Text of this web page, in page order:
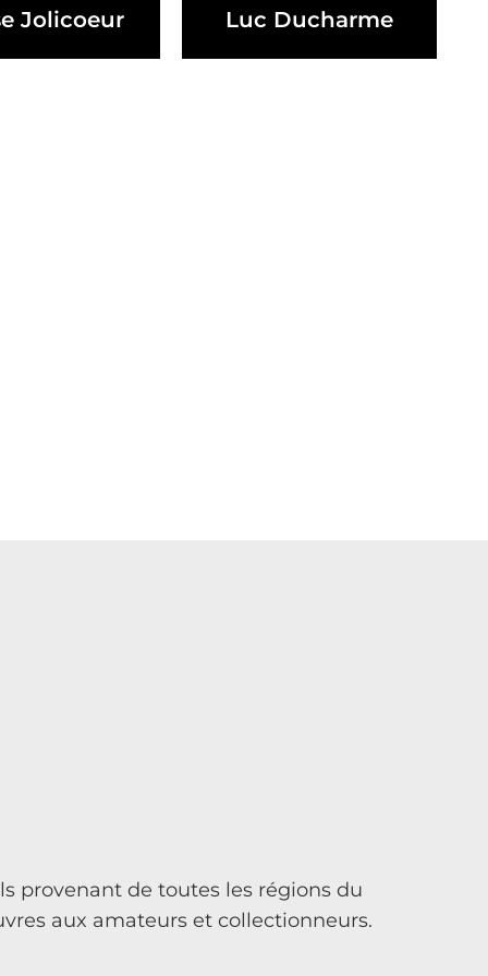
Jolicoeur Luc Ducharme
provenant de toutes les régions du
aux amateurs et collectionneurs.